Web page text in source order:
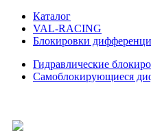
Каталог
VAL-RACING
Блокировки
Гидравлические
Самоблокирующиеся